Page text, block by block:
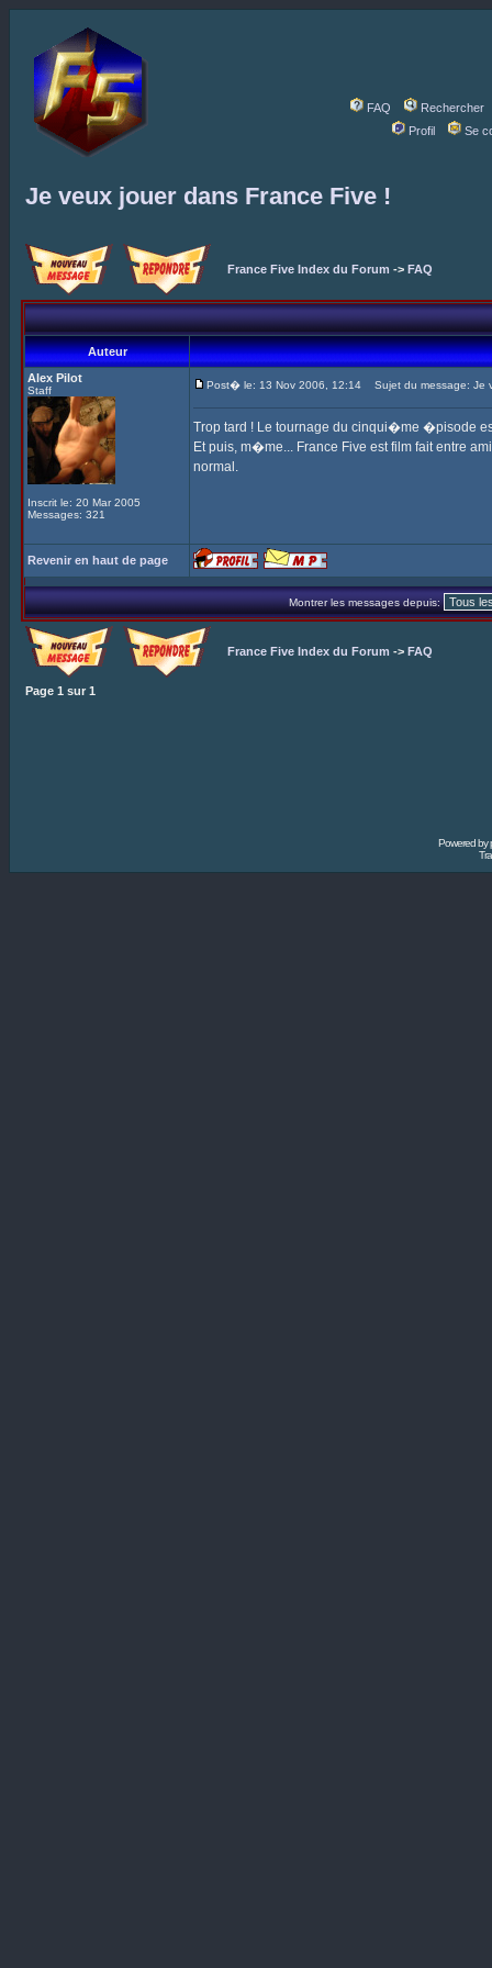
FAQ
Rechercher
Profil
Se
Je veux jouer dans France Five !
France Five Index du Forum -> FAQ
Auteur
Alex Pilot
Staff
Inscrit le: 20 Mar 2005
Messages: 321
Post� le: 13 Nov 2006, 12:14 Sujet du message: Je
Trop tard ! Le tournage du cinqui�me �pisode
Et puis, m�me... France Five est film fait entre
normal.
Revenir en haut de page
Montrer les messages depuis:
France Five Index du Forum -> FAQ
Page 1 sur 1
Powered by